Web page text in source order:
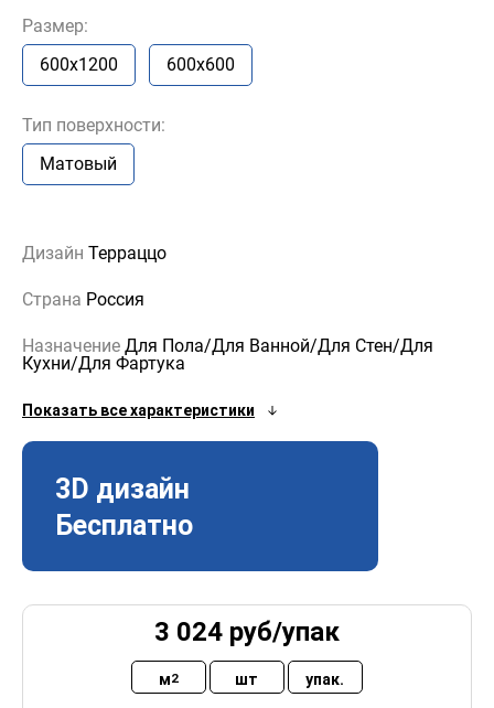
Размер:
600x1200
600x600
Тип поверхности:
Матовый
Дизайн Терраццо
Страна Россия
Назначение Для Пола/Для Ванной/Для Стен/Для
Кухни/Для Фартука
Показать все характеристики
3D дизайн
Бесплатно
3 024 руб/упак
м2 шт упак.